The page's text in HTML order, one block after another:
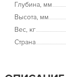
Глубина, мм
Высота, мм
Вес, кг
Страна